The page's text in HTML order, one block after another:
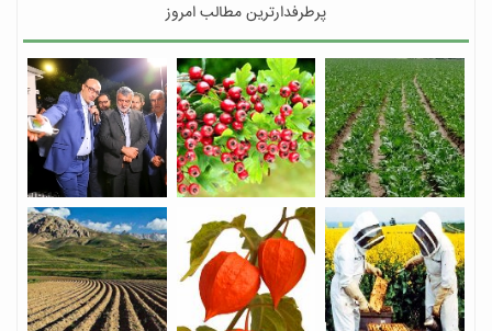
پرطرفدارترین مطالب امروز